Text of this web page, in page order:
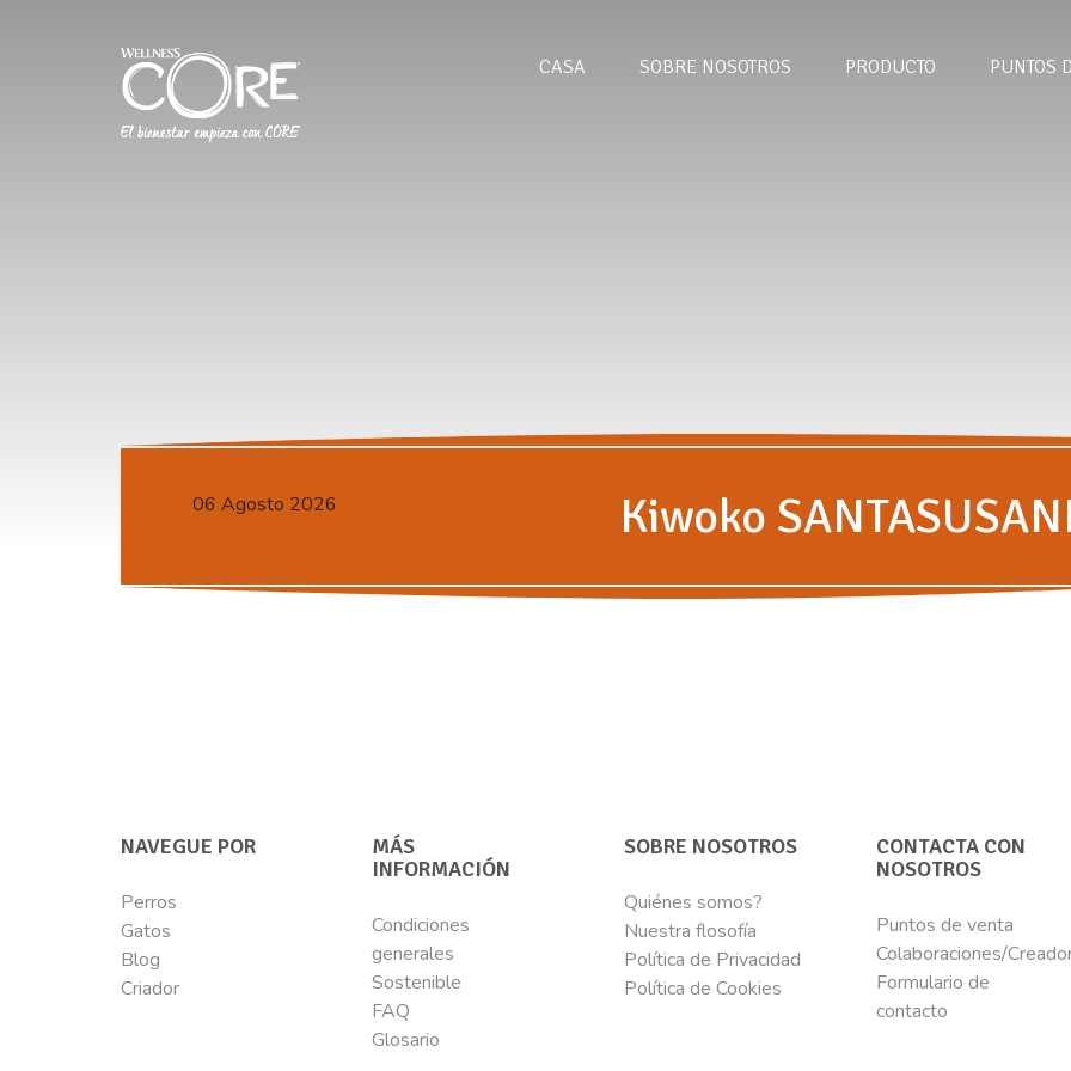
CASA SOBRE NOSOTROS PRODUCTO PUNTOS
06 Agosto 2026 Kiwoko
NAVEGUE POR
Perros
Gatos
Blog
Criador
MÁS
INFORMACIÓN
Condiciones
generales
Sostenible
FAQ
Glosario
SOBRE NOSOTROS
Quiénes somos?
Nuestra flosofía
Política de Privacidad
Política de Cookies
CONTACTA CON
NOSOTROS
Puntos de venta
Colaboraciones/
Formulario de
contacto